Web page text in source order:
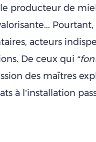
producteur de
acteurs
De ceux qui
des maîtres
à l’installation